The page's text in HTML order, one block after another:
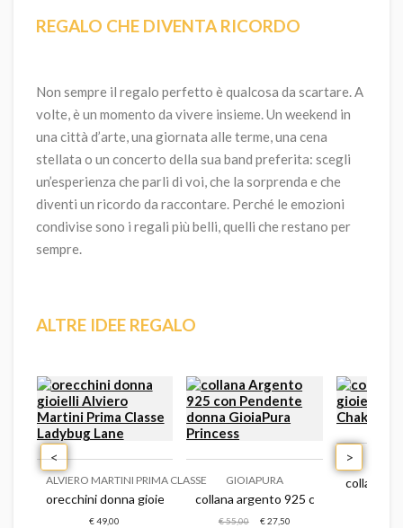
REGALO CHE DIVENTA RICORDO
Non sempre il regalo perfetto è qualcosa da scartare. A
volte, è un momento da vivere insieme. Un weekend in
una città d’arte, una giornata alle terme, una cena
stellata o un concerto della sua band preferita: scegli
un’esperienza che parli di voi, che la sorprenda e che
diventi un ricordo da raccontare. Perché le emozioni
condivise sono i regali più belli, quelli che restano per
sempre.
ALTRE IDEE REGALO
donna
gioiello comete fantasia di acquamarina caratura 0,015
ALVIERO MARTINI PRIMA CLASSE
orecchini donna gioielli alviero martini prima classe ladybug lane
€ 49,00
GIOIAPURA
collana argento 925 con pendente
€ 55,00 € 27,50
collana
< >